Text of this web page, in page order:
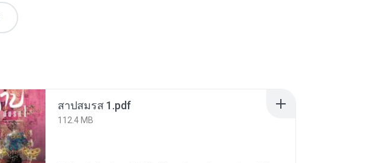
สาปสมรส 1.pdf
112.4 MB